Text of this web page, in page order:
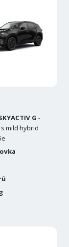
G -
mild hybrid